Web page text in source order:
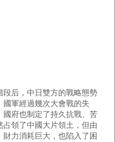
段后，中日雙方的戰略態勢
軍經過幾次大會戰的失
國府也制定了持久抗戰、苦
領了中國大片領土，但由
力消耗巨大，也陷入了困